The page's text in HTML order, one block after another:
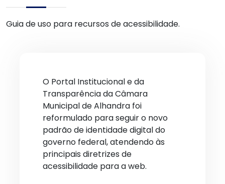
Guia de uso para recursos de acessibilidade.
O Portal Institucional e da
Transparência da Câmara
Municipal de Alhandra foi
reformulado para seguir o novo
padrão de identidade digital do
governo federal, atendendo às
principais diretrizes de
acessibilidade para a web.